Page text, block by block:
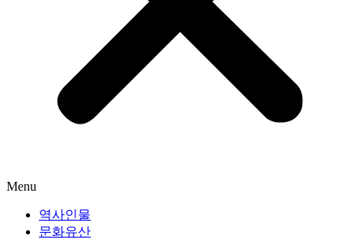
Menu
역사인물
문화유산